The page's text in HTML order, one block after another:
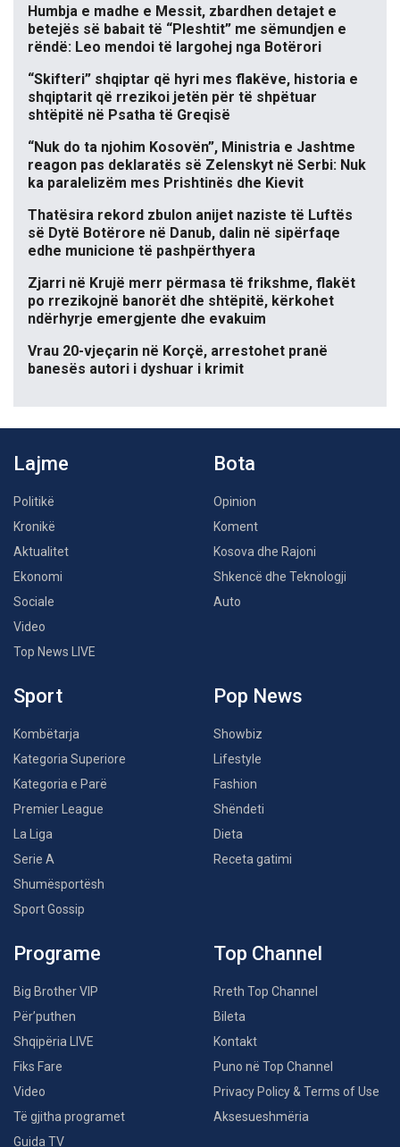
Humbja e madhe e Messit, zbardhen detajet e
betejës së babait të “Pleshtit” me sëmundjen e
rëndë: Leo mendoi të largohej nga Botërori
“Skifteri” shqiptar që hyri mes flakëve, historia e
shqiptarit që rrezikoi jetën për të shpëtuar
shtëpitë në Psatha të Greqisë
“Nuk do ta njohim Kosovën”, Ministria e Jashtme
reagon pas deklaratës së Zelenskyt në Serbi: Nuk
ka paralelizëm mes Prishtinës dhe Kievit
Thatësira rekord zbulon anijet naziste të Luftës
së Dytë Botërore në Danub, dalin në sipërfaqe
edhe municione të pashpërthyera
Zjarri në Krujë merr përmasa të frikshme, flakët
po rrezikojnë banorët dhe shtëpitë, kërkohet
ndërhyrje emergjente dhe evakuim
Vrau 20-vjeçarin në Korçë, arrestohet pranë
banesës autori i dyshuar i krimit
Lajme
Politikë
Kronikë
Aktualitet
Ekonomi
Sociale
Video
Top News LIVE
Bota
Opinion
Koment
Kosova dhe Rajoni
Shkencë dhe Teknologji
Auto
Sport
Kombëtarja
Kategoria Superiore
Kategoria e Parë
Premier League
La Liga
Serie A
Shumësportësh
Sport Gossip
Pop News
Showbiz
Lifestyle
Fashion
Shëndeti
Dieta
Receta gatimi
Programe
Big Brother VIP
Për’puthen
Shqipëria LIVE
Fiks Fare
Video
Të gjitha programet
Guida TV
Top Channel
Rreth Top Channel
Bileta
Kontakt
Puno në Top Channel
Privacy Policy & Terms of Use
Aksesueshmëria